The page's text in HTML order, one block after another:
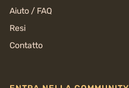
Aiuto / FAQ
Resi
Contatto